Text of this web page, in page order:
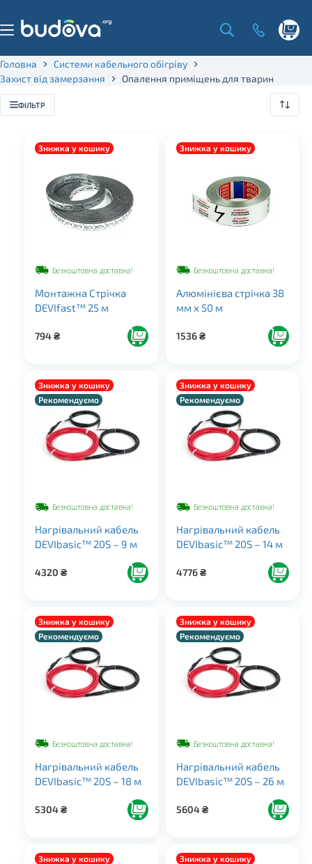
content
Головна
Системи кабельного обігріву
Захист від замерзання
Опалення приміщень для тварин
ФІЛЬТР
Знижка у кошику
Безкоштовна доставка!
Монтажна Стрічка
DEVIfast™ 25 м
794₴
Знижка у кошику
Безкоштовна доставка!
Алюмінієва стрічка 38
мм х 50 м
1536₴
Знижка у кошику
Рекомендуємо
Безкоштовна доставка!
Нагрівальний кабель
DEVIbasic™ 20S – 9 м
4320 ₴
Знижка у кошику
Рекомендуємо
Безкоштовна доставка!
Нагрівальний кабель
DEVIbasic™ 20S – 14 м
4776₴
Знижка у кошику
Рекомендуємо
Безкоштовна доставка!
Нагрівальний кабель
DEVIbasic™ 20S – 18 м
5304₴
Знижка у кошику
Рекомендуємо
Безкоштовна доставка!
Нагрівальний кабель
DEVIbasic™ 20S – 26 м
5604₴
Знижка у кошику
Знижка у кошику